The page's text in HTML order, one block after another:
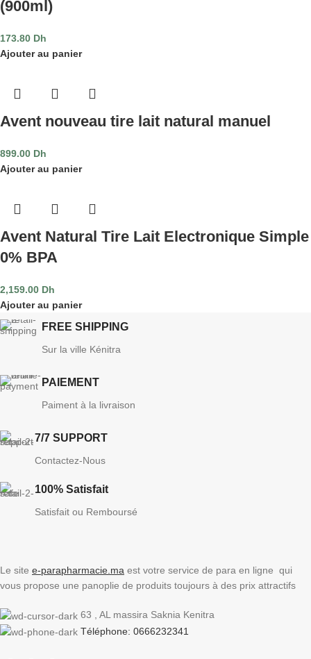
(900ml)
173.80 Dh
Ajouter au panier
Avent nouveau tire lait natural manuel
899.00 Dh
Ajouter au panier
Avent Natural Tire Lait Electronique Simple
0% BPA
2,159.00 Dh
Ajouter au panier
FREE SHIPPING
Sur la ville Kénitra
PAIEMENT
Paiment à la livraison
7/7 SUPPORT
Contactez-Nous
100% Satisfait
Satisfait ou Remboursé
Le site e-parapharmacie.ma est votre service de para en ligne qui
vous propose une panoplie de produits toujours à des prix attractifs
63 , AL massira Saknia Kenitra
Téléphone: 0666232341